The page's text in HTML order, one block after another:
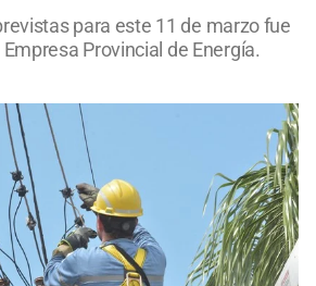
para este 11 de marzo fue
Provincial de Energía.